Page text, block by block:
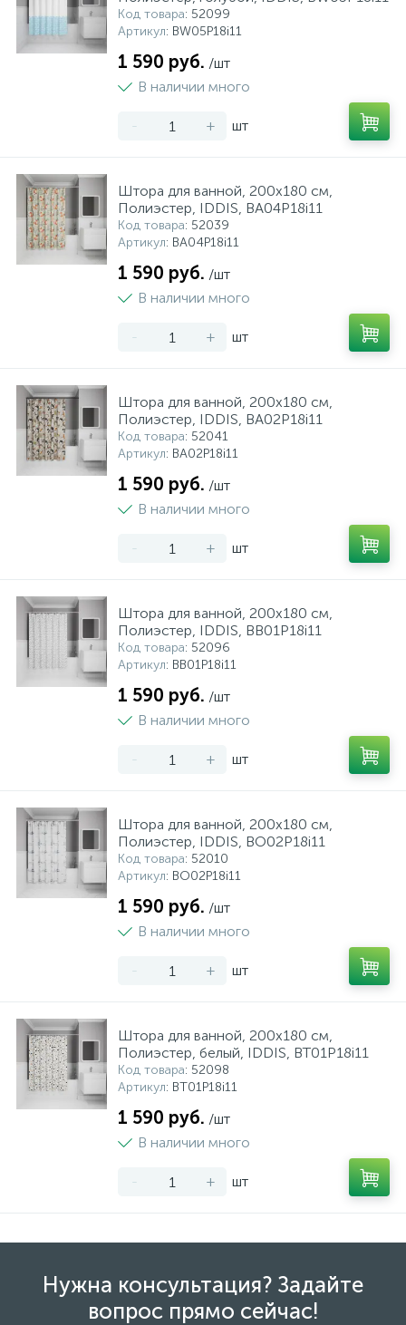
Код товара: 52099
Артикул: BW05P18i11
1 590 руб. /шт
В наличии много
- + шт
Штора для ванной, 200x180 см,
Полиэстер, IDDIS, BA04P18i11
Код товара: 52039
Артикул: BA04P18i11
1 590 руб. /шт
В наличии много
- + шт
Штора для ванной, 200x180 см,
Полиэстер, IDDIS, BA02P18i11
Код товара: 52041
Артикул: BA02P18i11
1 590 руб. /шт
В наличии много
- + шт
Штора для ванной, 200x180 см,
Полиэстер, IDDIS, BB01P18i11
Код товара: 52096
Артикул: BB01P18i11
1 590 руб. /шт
В наличии много
- + шт
Штора для ванной, 200x180 см,
Полиэстер, IDDIS, BO02P18i11
Код товара: 52010
Артикул: BO02P18i11
1 590 руб. /шт
В наличии много
- + шт
Штора для ванной, 200x180 см,
Полиэстер, белый, IDDIS, BT01P18i11
Код товара: 52098
Артикул: BT01P18i11
1 590 руб. /шт
В наличии много
- + шт
Нужна консультация? Задайте
вопрос прямо сейчас!